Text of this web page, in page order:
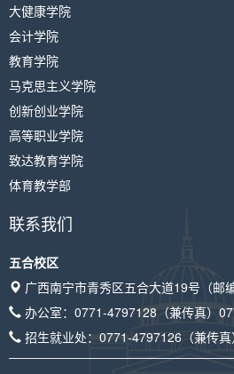
大健康学院
会计学院
教育学院
马克思主义学院
创新创业学院
高等职业学院
致达教育学院
体育教学部
联系我们
五合校区
广西南宁市青秀区五合大道19号（邮
办公室： 0771-4797128 （兼传真）
招生就业处： 0771-4797126 （兼传真